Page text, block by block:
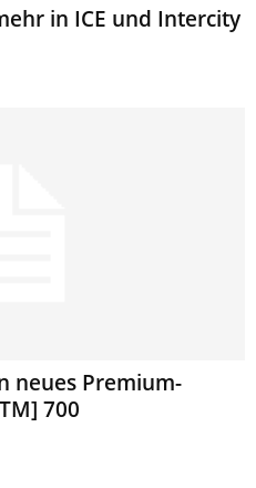
in ICE und Intercity
neues Premium-
700